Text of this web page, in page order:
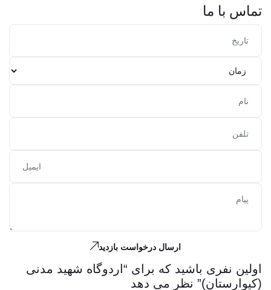
تماس با ما
ارسال درخواست بازدید
اولین نفری باشید که برای “اردوگاه شهید مدنی
(کیوارستان)” نظر می دهد